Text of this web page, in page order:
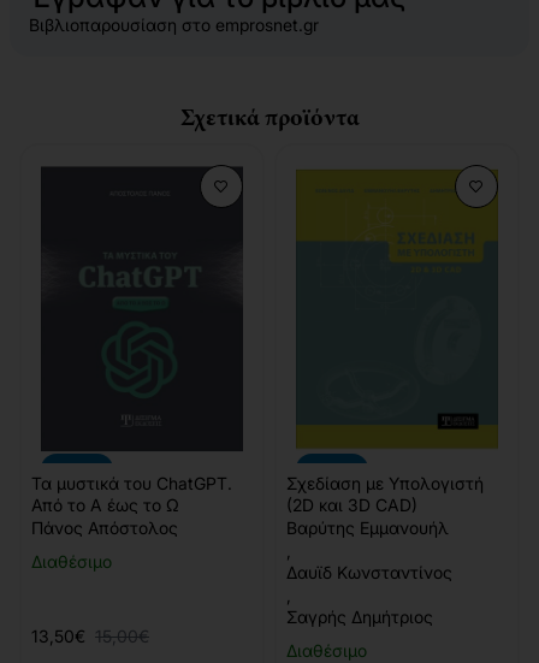
Βιβλιοπαρουσίαση στο emprosnet.gr
Σχετικά προϊόντα
Διαθέσιμο
Τα μυστικά του ChatGPT.
Από το Α έως το Ω
Πάνος Απόστολος
13,50€ 15,00€
Διαθέσιμο
Σχεδίαση με Υπολογιστή
(2D και 3D CAD)
Βαρύτης Εμμανουήλ
Δαυϊδ Κωνσταντίνος
Σαγρής Δημήτριος